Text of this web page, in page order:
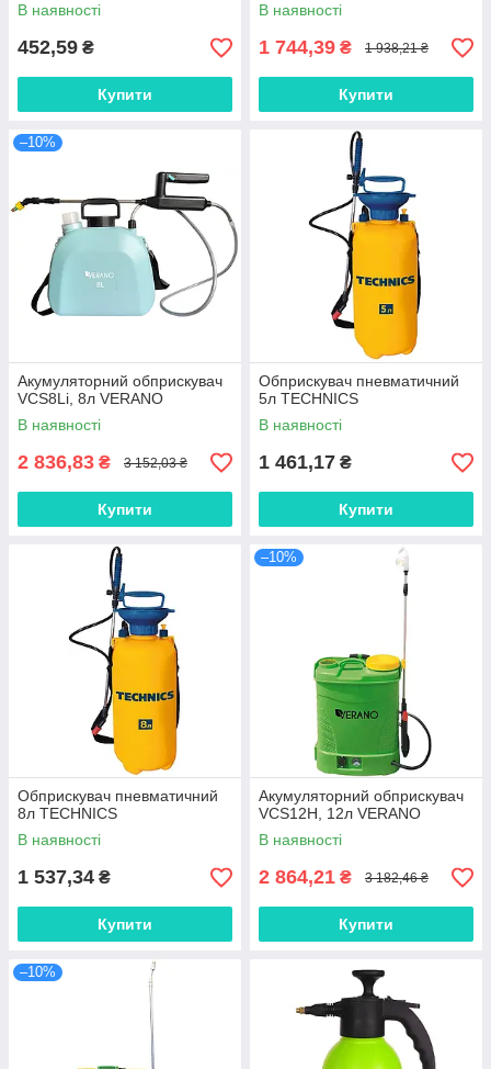
В наявності
452,59 ₴
Купити
В наявності
1 744,39 ₴ 1 938,21 ₴
Купити
–10%
Акумуляторний обприскувач
VCS8Li, 8л VERANO
В наявності
2 836,83 ₴ 3 152,03 ₴
Купити
Обприскувач пневматичний
5л TECHNICS
В наявності
1 461,17 ₴
Купити
Обприскувач пневматичний
8л TECHNICS
В наявності
1 537,34 ₴
Купити
–10%
Акумуляторний обприскувач
VCS12H, 12л VERANO
В наявності
2 864,21 ₴ 3 182,46 ₴
Купити
–10%